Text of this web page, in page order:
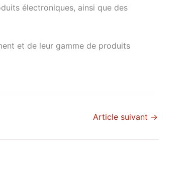
électroniques, ainsi que des
et de leur gamme de produits
Article suivant →